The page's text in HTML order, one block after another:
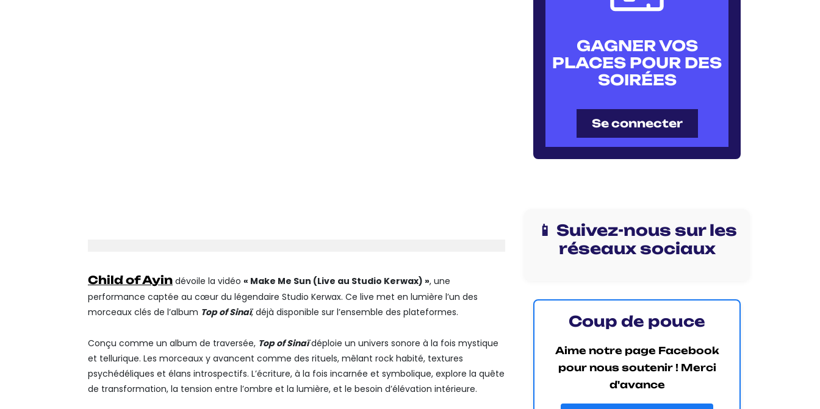
Child of Ayin dévoile la vidéo « Make Me Sun (Live au Studio Kerwax) », une
performance captée au cœur du légendaire Studio Kerwax. Ce live met en lumière l’un des
morceaux clés de l’album Top of Sinaï, déjà disponible sur l’ensemble des plateformes.
Conçu comme un album de traversée, Top of Sinaïdéploie un univers sonore à la fois mystique
et tellurique. Les morceaux y avancent comme des rituels, mêlant rock habité, textures
psychédéliques et élans introspectifs. L’écriture, à la fois incarnée et symbolique, explore la quête
de transformation, la tension entre l’ombre et la lumière, et le besoin d’élévation intérieure.
GAGNER VOS
PLACES POUR DES
SOIRÉES
Se connecter
📱 Suivez-nous sur les
réseaux sociaux
Coup de pouce
Aime notre page Facebook
pour nous soutenir ! Merci
d'avance